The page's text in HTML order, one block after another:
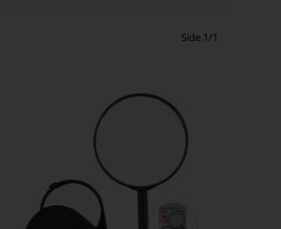
Side 1/1